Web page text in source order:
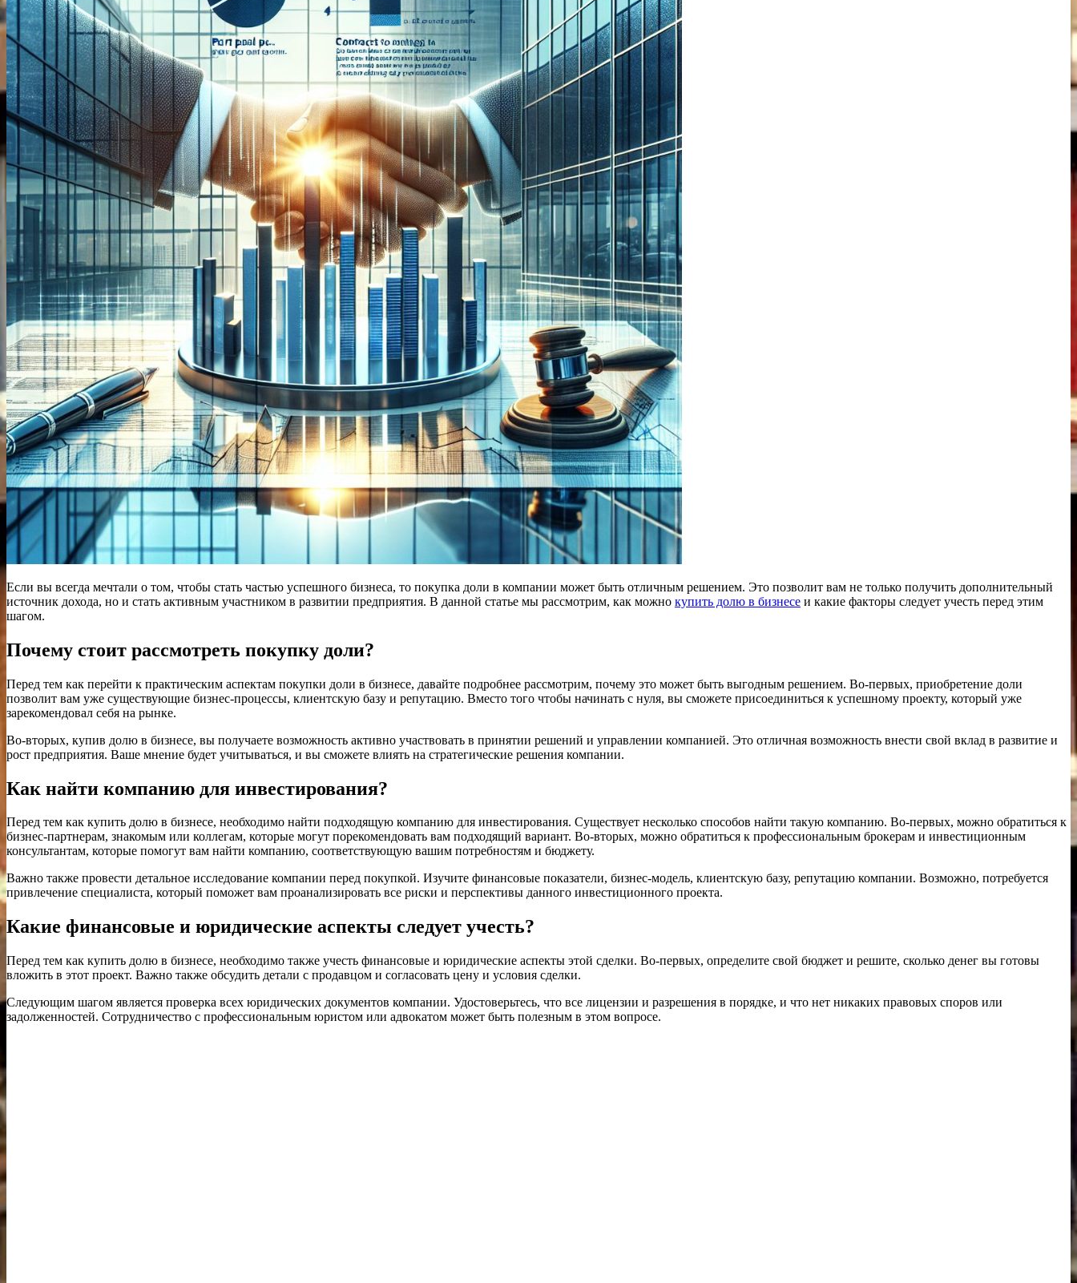
Если вы всегда мечтали о том, чтобы стать частью успешного бизнеса, то покупка доли в компании может быть отличным решением. Это позволит вам не только получить дополнительный
источник дохода, но и стать активным участником в развитии предприятия. В данной статье мы рассмотрим, как можно купить долю в бизнесе и какие факторы следует учесть перед этим
шагом.
Почему стоит рассмотреть покупку доли?
Перед тем как перейти к практическим аспектам покупки доли в бизнесе, давайте подробнее рассмотрим, почему это может быть выгодным решением. Во-первых, приобретение доли
позволит вам уже существующие бизнес-процессы, клиентскую базу и репутацию. Вместо того чтобы начинать с нуля, вы сможете присоединиться к успешному проекту, который уже
зарекомендовал себя на рынке.
Во-вторых, купив долю в бизнесе, вы получаете возможность активно участвовать в принятии решений и управлении компанией. Это отличная возможность внести свой вклад в развитие и
рост предприятия. Ваше мнение будет учитываться, и вы сможете влиять на стратегические решения компании.
Как найти компанию для инвестирования?
Перед тем как купить долю в бизнесе, необходимо найти подходящую компанию для инвестирования. Существует несколько способов найти такую компанию. Во-первых, можно обратиться к
бизнес-партнерам, знакомым или коллегам, которые могут порекомендовать вам подходящий вариант. Во-вторых, можно обратиться к профессиональным брокерам и инвестиционным
консультантам, которые помогут вам найти компанию, соответствующую вашим потребностям и бюджету.
Важно также провести детальное исследование компании перед покупкой. Изучите финансовые показатели, бизнес-модель, клиентскую базу, репутацию компании. Возможно, потребуется
привлечение специалиста, который поможет вам проанализировать все риски и перспективы данного инвестиционного проекта.
Какие финансовые и юридические аспекты следует учесть?
Перед тем как купить долю в бизнесе, необходимо также учесть финансовые и юридические аспекты этой сделки. Во-первых, определите свой бюджет и решите, сколько денег вы готовы
вложить в этот проект. Важно также обсудить детали с продавцом и согласовать цену и условия сделки.
Следующим шагом является проверка всех юридических документов компании. Удостоверьтесь, что все лицензии и разрешения в порядке, и что нет никаких правовых споров или
задолженностей. Сотрудничество с профессиональным юристом или адвокатом может быть полезным в этом вопросе.